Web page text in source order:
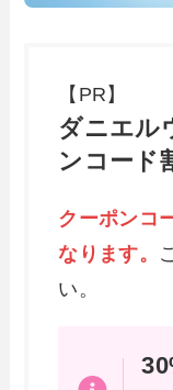
【PR】
ダニエル
ンコード
クーポンコ
なります。
い。